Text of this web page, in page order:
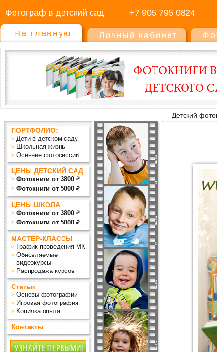
Фотограф в детский сад +7 905 795 0824
На главную Личный кабинет
Детский
ПОРТФОЛИО:
Дети в детском саду
Школьная жизнь
Осенние фотосессии
ЦЕНЫ ДЕТСКИЙ САД
Фотокниги от 3800 ₽
Фотокниги от 5000 ₽
ЦЕНЫ ШКОЛА
Фотокниги от 3800 ₽
Фотокниги от 5000 ₽
МАСТЕР-КЛАССЫ
График проведения МК
Обновляемые
видеокурсы
Распродажа курсов
Статьи
Основы фотографии
Игровая фотография
Копилка опыта
Контакты